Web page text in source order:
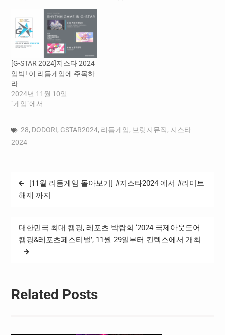
[G-STAR 2024]지스타 2024
임박! 이 리듬게임에 주목하
라
2024년 11월 10일
"게임"에서
28, DODORI, GSTAR2024, 리듬게임, 브릿지뮤직, 지스타
2024
글
탐
[11월 리듬게임 돌아보기] #지스타2024 에서 #리미트
해제 까지
대한민국 최대 캠핑, 레포츠 박람회 ‘2024 국제아웃도어
캠핑&레포츠페스티벌’, 11월 29일부터 킨텍스에서 개최
Related Posts